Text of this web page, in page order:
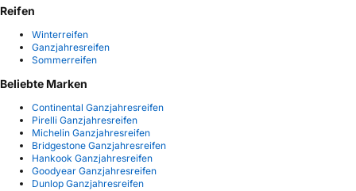
Reifen
Winterreifen
Ganzjahresreifen
Sommerreifen
Beliebte Marken
Continental Ganzjahresreifen
Pirelli Ganzjahresreifen
Michelin Ganzjahresreifen
Bridgestone Ganzjahresreifen
Hankook Ganzjahresreifen
Goodyear Ganzjahresreifen
Dunlop Ganzjahresreifen